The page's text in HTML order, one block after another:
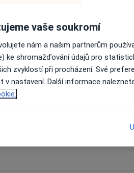
oboru Vám zajistíme tu
Zobrazit
vaše soukromí
nám a našim partnerům
ke shromažďování údajů pro
zvyklostí při procházení. Své
v nastavení. Další informace